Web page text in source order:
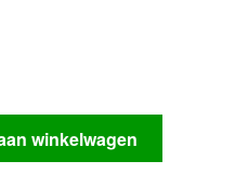
winkelwagen